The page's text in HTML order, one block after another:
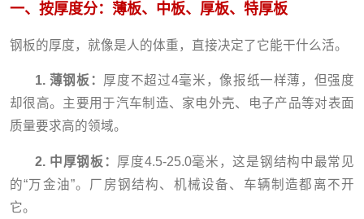
一、按厚度分：薄板、中板、厚板、特厚板
钢板的厚度，就像是人的体重，直接决定了它能干什么活。
1. 薄钢板： 厚度不超过4毫米，像报纸一样薄，但强度
却很高。主要用于汽车制造、家电外壳、电子产品等对表面
质量要求高的领域。
2. 中厚钢板： 厚度4.5-25.0毫米，这是钢结构中最常见
的“万金油”。厂房钢结构、机械设备、车辆制造都离不开
它。